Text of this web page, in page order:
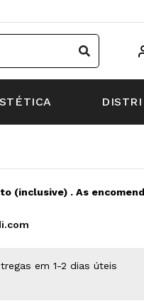
(inclusive) . As
em 1-2 dias úteis